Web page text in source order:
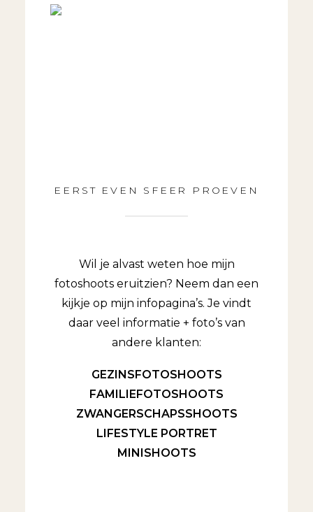
EERST EVEN SFEER PROEVEN
Wil je alvast weten hoe mijn
fotoshoots eruitzien? Neem dan een
kijkje op mijn infopagina’s. Je vindt
daar veel informatie + foto’s van
andere klanten:
GEZINSFOTOSHOOTS
FAMILIEFOTOSHOOTS
ZWANGERSCHAPSSHOOTS
LIFESTYLE PORTRET
MINISHOOTS